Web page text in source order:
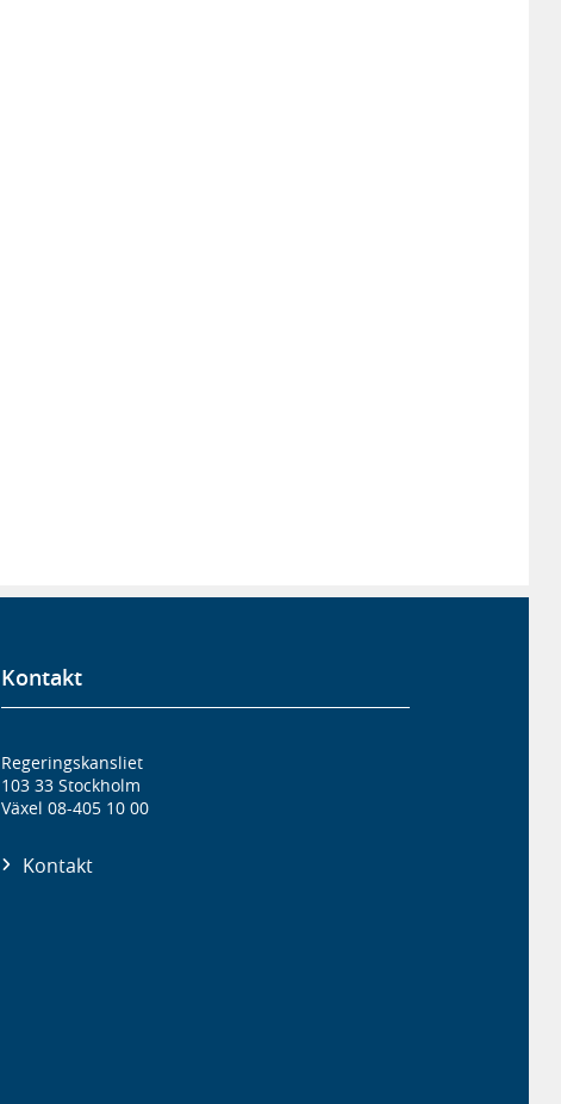
Kontakt
Regeringskansliet
103 33 Stockholm
Växel 08-405 10 00
Kontakt